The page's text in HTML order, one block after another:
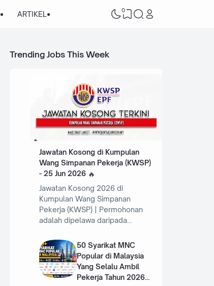
ARTIKEL 0
Trending Jobs This Week
Jawatan Kosong di Kumpulan
Wang Simpanan Pekerja (KWSP)
- 25 Jun 2026
Jawatan Kosong 2026 di
Kumpulan Wang Simpanan
Pekerja (KWSP) | Permohonan
adalah dipelawa daripada…
50 Syarikat MNC
Popular di Malaysia
Yang Selalu Ambil
Pekerja Tahun 2026